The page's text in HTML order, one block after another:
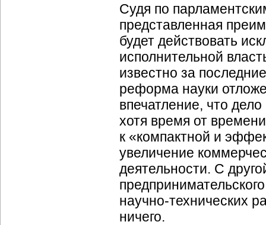
Судя по
представленная
будет действовать
исполнительной
известно за
реформа науки
впечатление, что
хотя время от
к «компактной и
увеличение
деятельности. С
научно-технических
ничего.